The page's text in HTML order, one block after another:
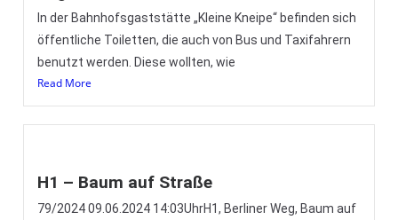
In der Bahnhofsgaststätte „Kleine Kneipe“ befinden sich
öffentliche Toiletten, die auch von Bus und Taxifahrern
benutzt werden. Diese wollten, wie
Read More
H1 – Baum auf Straße
79/2024 09.06.2024 14:03UhrH1, Berliner Weg, Baum auf